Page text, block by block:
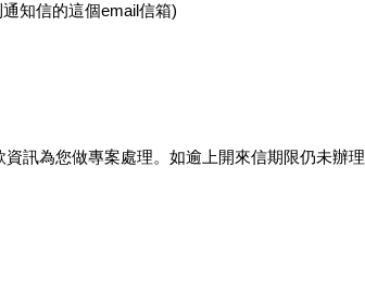
知信的這個email信箱)
訊為您做專案處理。如逾上開來信期限仍未辦